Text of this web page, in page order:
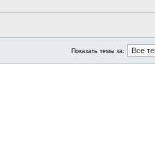
Показать темы за: